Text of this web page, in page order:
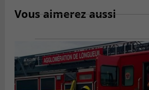
Vous aimerez aussi